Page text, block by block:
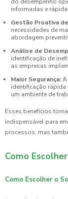
informadas e
Gestão Proativa
necessidades de
abordagem
Análise de
identificação de
as empresas
Maior Segurança:A
identificação
um ambiente de
Esses benefícios
indispensável para
processos, mas
Como
Como Escolher o